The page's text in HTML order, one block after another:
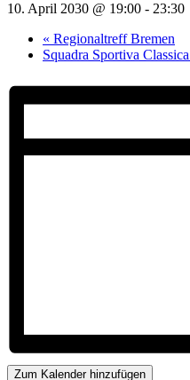
10. April 2030 @ 19:00 - 23:30
« Regionaltreff Bremen
Squadra Sportiva Classica
Zum Kalender hinzufügen